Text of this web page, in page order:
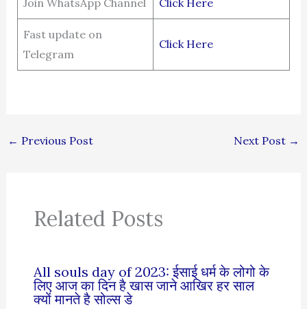
Join WhatsApp Channel Click Here
Fast update on
Telegram
Click Here
← Previous Post Next Post →
Related Posts
All souls day of 2023: ईसाई धर्म के लोगो के
लिए आज का दिन है खास जाने आखिर हर साल
क्यों मानते है सोल्स डे